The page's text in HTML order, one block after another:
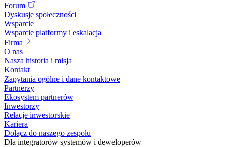
Forum
Dyskusje społeczności
Wsparcie
Wsparcie platformy i eskalacja
Firma
O nas
Nasza historia i misja
Kontakt
Zapytania ogólne i dane kontaktowe
Partnerzy
Ekosystem partnerów
Inwestorzy
Relacje inwestorskie
Kariera
Dołącz do naszego zespołu
Dla integratorów systemów i deweloperów